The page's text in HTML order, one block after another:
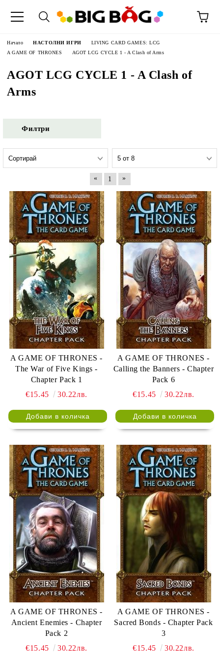
Начало НАСТОЛНИ ИГРИ
LIVING CARD GAMES: LCG
A GAME OF THRONES
AGOT LCG CYCLE 1 - A Clash of Arms
AGOT LCG CYCLE 1 - A Clash of
Arms
Филтри
« 1 »
A GAME OF THRONES -
The War of Five Kings -
Chapter Pack 1
€15.45
30.22лв.
A GAME OF THRONES -
Calling the Banners - Chapter
Pack 6
€15.45
30.22лв.
A GAME OF THRONES -
Ancient Enemies - Chapter
Pack 2
€15.45
30.22лв.
A GAME OF THRONES -
Sacred Bonds - Chapter Pack
3
€15.45
30.22лв.